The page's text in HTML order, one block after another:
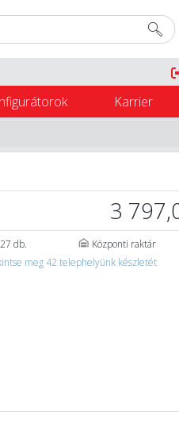
Karrier
3
db. Központi raktár
meg 42 telephelyünk készletét